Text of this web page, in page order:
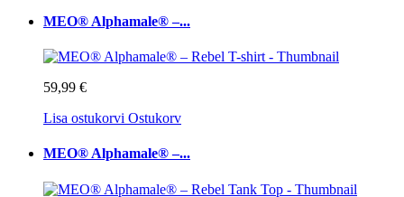
MEO® Alphamale® –...
59,99 €
Lisa ostukorvi Ostukorv
MEO® Alphamale® –...